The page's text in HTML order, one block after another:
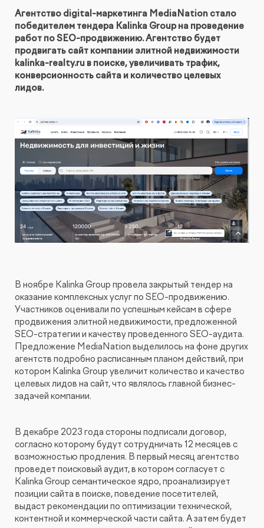
UX-тестирование интернет-магазинов, сайтов
и приложений с респондентами
Глубинные интервью с аудиторией
Правовой аудит сайта
Оптимизация скорости загрузки сайта
Интеграция и поддержка умного поиска SearchBooster
Настройка Битрикс24
КОНТАКТЫ БЛОГ
ПРЕДЛОЖЕНИЕ ДЛЯ
БЕЛАРУСИ
СЛОВАРЬ ТЕРМИНОВ
РЕФЕРАЛЬНАЯ ПРОГРАММА
Агентство digital-маркетинга MediaNation стало
победителем тендера Kalinka Group на проведение
работ по SEO-продвижению. Агентство будет
продвигать сайт компании элитной недвижимости
kalinka-realty.ru в поиске, увеличивать трафик,
конверсионность сайта и количество целевых
лидов.
В ноябре Kalinka Group провела закрытый тендер на
оказание комплексных услуг по SEO-продвижению.
Участников оценивали по успешным кейсам в сфере
продвижения элитной недвижимости, предложенной
SEO-стратегии и качеству проведенного SEO-аудита.
Предложение MediaNation выделилось на фоне других
агентств подробно расписанным планом действий, при
котором Kalinka Group увеличит количество и качество
целевых лидов на сайт, что являлось главной бизнес-
задачей компании.
В декабре 2023 года стороны подписали договор,
согласно которому будут сотрудничать 12 месяцев с
возможностью продления. В первый месяц агентство
проведет поисковый аудит, в котором согласует с
Kalinka Group семантическое ядро, проанализирует
позиции сайта в поиске, поведение посетителей,
выдаст рекомендации по оптимизации технической,
контентной и коммерческой части сайта. А затем будет